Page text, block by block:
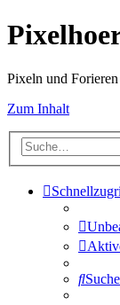
Pixeln und
Zum Inhalt
Suche